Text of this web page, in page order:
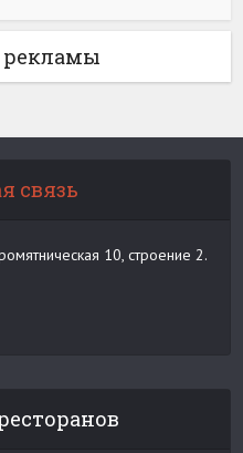
рекламы
связь
10, строение 2.